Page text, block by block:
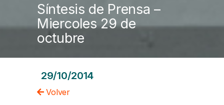
Síntesis de Prensa –
Miercoles 29 de
octubre
29/10/2014
Volver